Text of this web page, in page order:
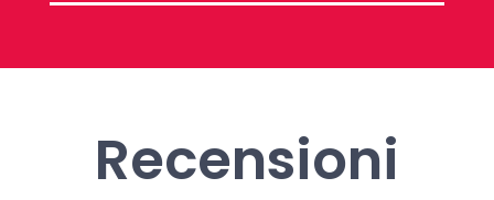
Recensioni